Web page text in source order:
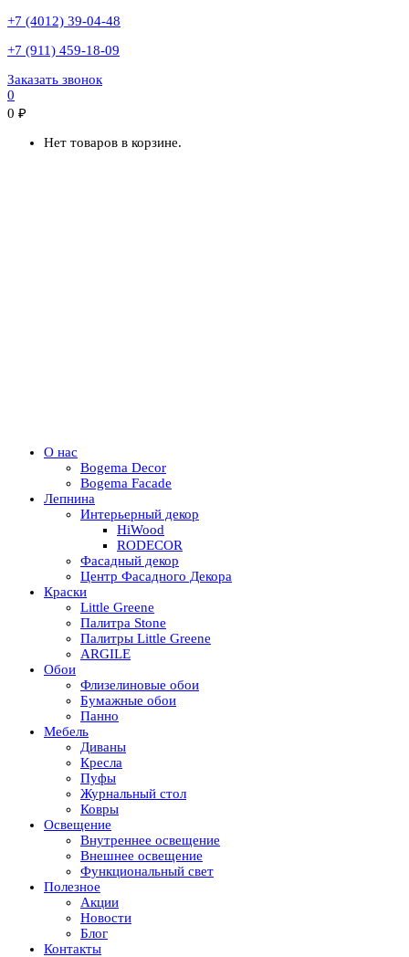
+7 (4012) 39-04-48
+7 (911) 459-18-09
Заказать звонок
0
0 ₽
Нет товаров в корзине.
О нас
Bogema Decor
Bogema Facade
Лепнина
Интерьерный декор
HiWood
RODECOR
Фасадный декор
Центр Фасадного Декора
Краски
Little Greene
Палитра Stone
Палитры Little Greene
ARGILE
Обои
Флизелиновые обои
Бумажные обои
Панно
Мебель
Диваны
Кресла
Пуфы
Журнальный стол
Ковры
Освещение
Внутреннее освещение
Внешнее освещение
Функциональный свет
Полезное
Акции
Новости
Блог
Контакты